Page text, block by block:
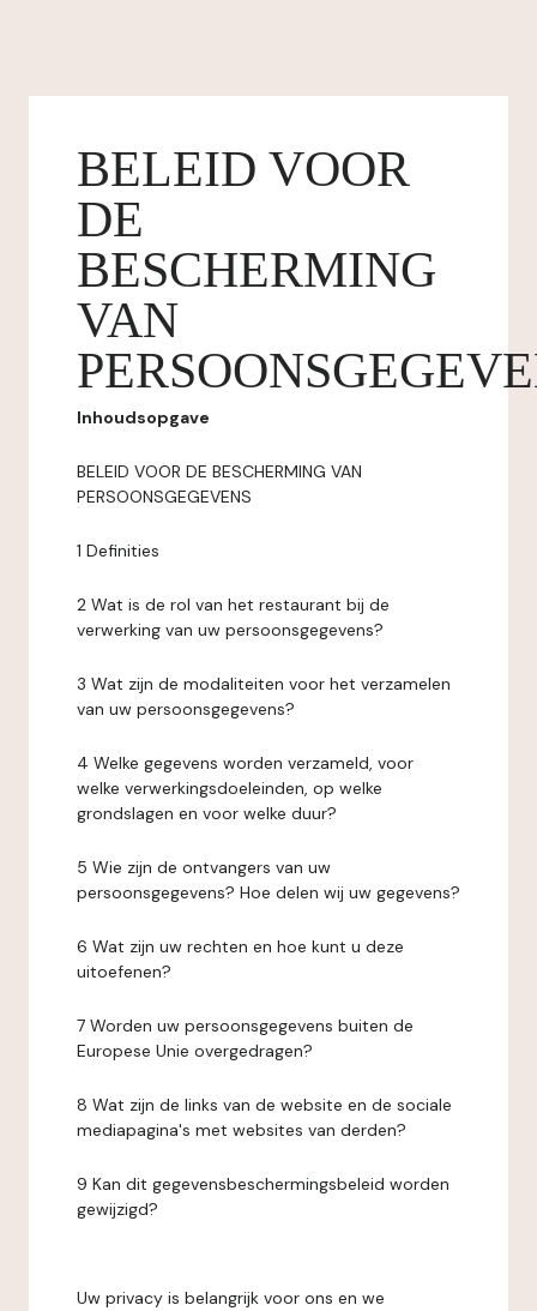
BELEID VOOR
DE
BESCHERMING
VAN
Inhoudsopgave
BELEID VOOR DE BESCHERMING VAN
PERSOONSGEGEVENS
1 Definities
2 Wat is de rol van het restaurant bij de
verwerking van uw persoonsgegevens?
3 Wat zijn de modaliteiten voor het verzamelen
van uw persoonsgegevens?
4 Welke gegevens worden verzameld, voor
welke verwerkingsdoeleinden, op welke
grondslagen en voor welke duur?
5 Wie zijn de ontvangers van uw
persoonsgegevens? Hoe delen wij uw gegevens?
6 Wat zijn uw rechten en hoe kunt u deze
uitoefenen?
7 Worden uw persoonsgegevens buiten de
Europese Unie overgedragen?
8 Wat zijn de links van de website en de sociale
mediapagina's met websites van derden?
9 Kan dit gegevensbeschermingsbeleid worden
gewijzigd?
Uw privacy is belangrijk voor ons en we